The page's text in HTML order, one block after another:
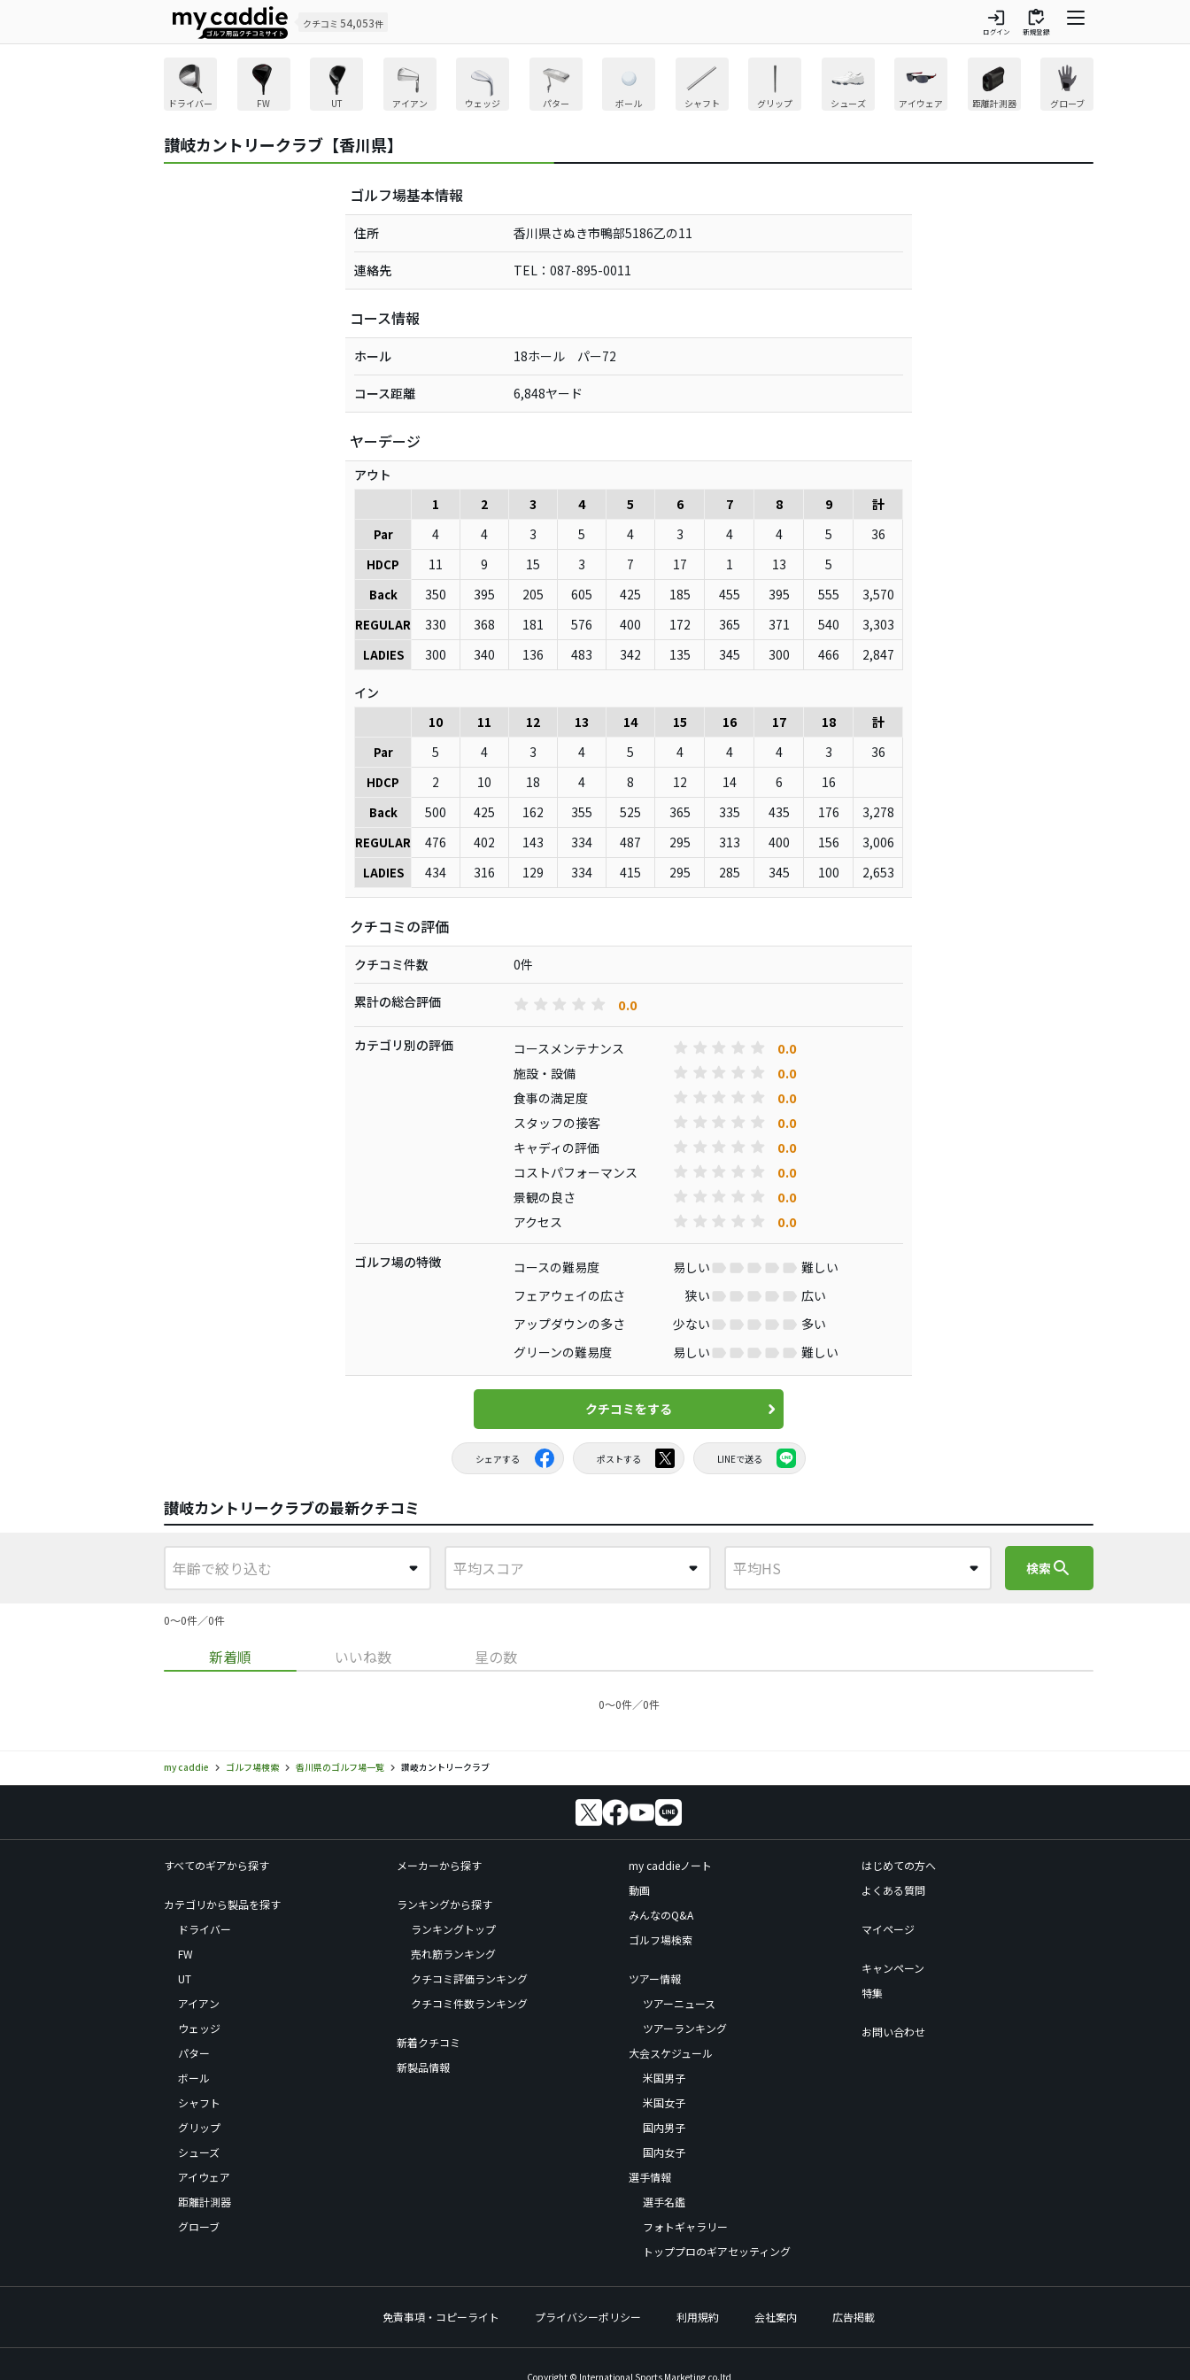
クチコミ 54,053件 login
ログイン
inventory
新規登録
ドライバー FW UT アイアン ウェッジ パター ボール シャフト グリップ シューズ アイウェア 距離計測器 グローブ
讃岐カントリークラブ【香川県】
ゴルフ場基本情報
住所 香川県さぬき市鴨部5186乙の11
連絡先 TEL：087-895-0011
コース情報
ホール 18ホール パー72
コース距離 6,848ヤード
ヤーデージ
アウト
1
2 3 4 5 6 7 8 9 計
Par 4 4 3 5 4 3 4 4 5 36
HDCP 11 9 15 3 7 17 1 13 5
Back 350 395 205 605 425 185 455 395 555 3,570
REGULAR 330 368 181 576 400 172 365 371 540 3,303
LADIES 300 340 136 483 342 135 345 300 466 2,847
イン
10
11 12 13 14 15 16 17 18 計
Par 5 4 3 4 5 4 4 4 3 36
HDCP 2 10 18 4 8 12 14 6 16
Back 500 425 162 355 525 365 335 435 176 3,278
REGULAR 476 402 143 334 487 295 313 400 156 3,006
LADIES 434 316 129 334 415 295 285 345 100 2,653
クチコミの評価
クチコミ件数 0件
累計の総合評価 0.0
カテゴリ別の評価 コースメンテナンス 0.0
施設・設備 0.0
食事の満足度 0.0
スタッフの接客 0.0
キャディの評価 0.0
コストパフォーマンス 0.0
景観の良さ 0.0
アクセス 0.0
ゴルフ場の特徴 コースの難易度 易しい
難しい
フェアウェイの広さ
狭い
広い
アップダウンの多さ
少ない
多い
グリーンの難易度
易しい 難しい
クチコミをする
シェアする ポストする LINEで送る
讃岐カントリークラブの最新クチコミ
検索search
0〜0件／0件
新着順 いいね数 星の数
0〜0件／0件
my caddie ゴルフ場検索 香川県のゴルフ場一覧 讃岐カントリークラブ
すべてのギアから探す
カテゴリから製品を探す
ドライバー
FW
UT
アイアン
ウェッジ
パター
ボール
シャフト
グリップ
シューズ
アイウェア
距離計測器
グローブ
メーカーから探す
ランキングから探す
ランキングトップ
売れ筋ランキング
クチコミ評価ランキング
クチコミ件数ランキング
新着クチコミ
新製品情報
my caddieノート
動画
みんなのQ&A
ゴルフ場検索
ツアー情報
ツアーニュース
ツアーランキング
大会スケジュール
米国男子
米国女子
国内男子
国内女子
選手情報
選手名鑑
フォトギャラリー
トッププロのギアセッティング
はじめての方へ
よくある質問
マイページ
キャンペーン
特集
お問い合わせ
免責事項・コピーライト プライバシーポリシー 利用規約 会社案内 広告掲載
Copyright © International Sports Marketing,co.ltd